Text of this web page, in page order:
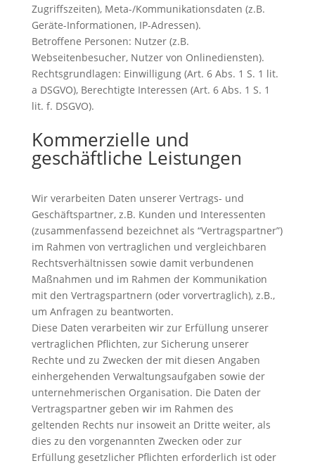
Zugriffszeiten), Meta-/Kommunikationsdaten (z.B.
Geräte-Informationen, IP-Adressen).
Betroffene Personen: Nutzer (z.B.
Webseitenbesucher, Nutzer von Onlinediensten).
Rechtsgrundlagen: Einwilligung (Art. 6 Abs. 1 S. 1 lit.
a DSGVO), Berechtigte Interessen (Art. 6 Abs. 1 S. 1
lit. f. DSGVO).
Kommerzielle und
geschäftliche Leistungen
Wir verarbeiten Daten unserer Vertrags- und
Geschäftspartner, z.B. Kunden und Interessenten
(zusammenfassend bezeichnet als “Vertragspartner”)
im Rahmen von vertraglichen und vergleichbaren
Rechtsverhältnissen sowie damit verbundenen
Maßnahmen und im Rahmen der Kommunikation
mit den Vertragspartnern (oder vorvertraglich), z.B.,
um Anfragen zu beantworten.
Diese Daten verarbeiten wir zur Erfüllung unserer
vertraglichen Pflichten, zur Sicherung unserer
Rechte und zu Zwecken der mit diesen Angaben
einhergehenden Verwaltungsaufgaben sowie der
unternehmerischen Organisation. Die Daten der
Vertragspartner geben wir im Rahmen des
geltenden Rechts nur insoweit an Dritte weiter, als
dies zu den vorgenannten Zwecken oder zur
Erfüllung gesetzlicher Pflichten erforderlich ist oder